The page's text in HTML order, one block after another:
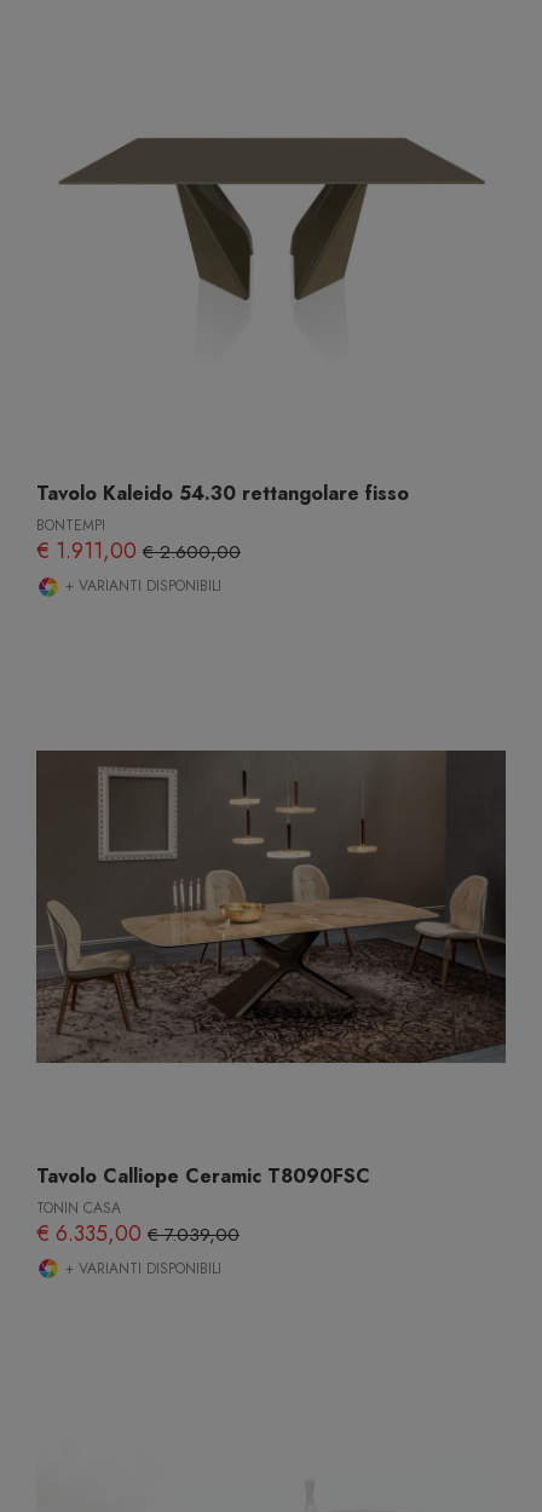
Tavolo Kaleido 54.30 rettangolare fisso
BONTEMPI
€ 1.911,00 € 2.600,00
+ VARIANTI DISPONIBILI
Tavolo Calliope Ceramic T8090FSC
TONIN CASA
€ 6.335,00 € 7.039,00
+ VARIANTI DISPONIBILI